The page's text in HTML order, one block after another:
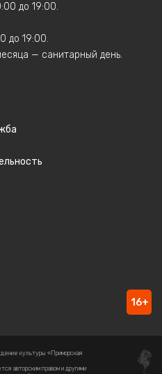
до 19:00.
до 19:00.
— санитарный день.
16+
культуры «Приморская
авторским правом и другими